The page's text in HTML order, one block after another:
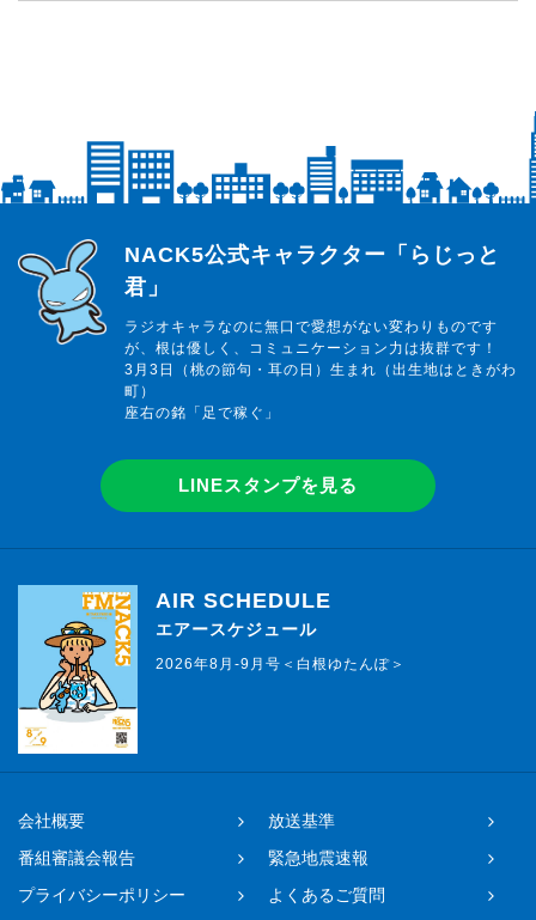
らじっと君
NACK5公式キャラクター「らじっと
君」
ラジオキャラなのに無口で愛想がない変わりものです
が、根は優しく、コミュニケーション力は抜群です！
3月3日（桃の節句・耳の日）生まれ（出生地はときがわ
町）
座右の銘「足で稼ぐ」
LINEスタンプを見る
AIR SCHEDULE
エアースケジュール
2026年8月-9月号＜白根ゆたんぽ＞
会社概要
放送基準
番組審議会報告
緊急地震速報
プライバシーポリシー
よくあるご質問